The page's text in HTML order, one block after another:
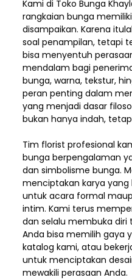
Kami di Toko Bunga
rangkaian bunga
disampaikan. Karena
soal penampilan, tetapi
bisa menyentuh
mendalam bagi
bunga, warna, tekstur,
peran penting dalam
yang menjadi dasar
bukan hanya indah,
Tim florist profesional
bunga berpengalaman
dan simbolisme bunga.
menciptakan karya yang
untuk acara formal
intim. Kami terus
dan selalu membuka diri
Anda bisa memilih gaya
katalog kami, atau
untuk menciptakan
mewakili perasaan Anda.